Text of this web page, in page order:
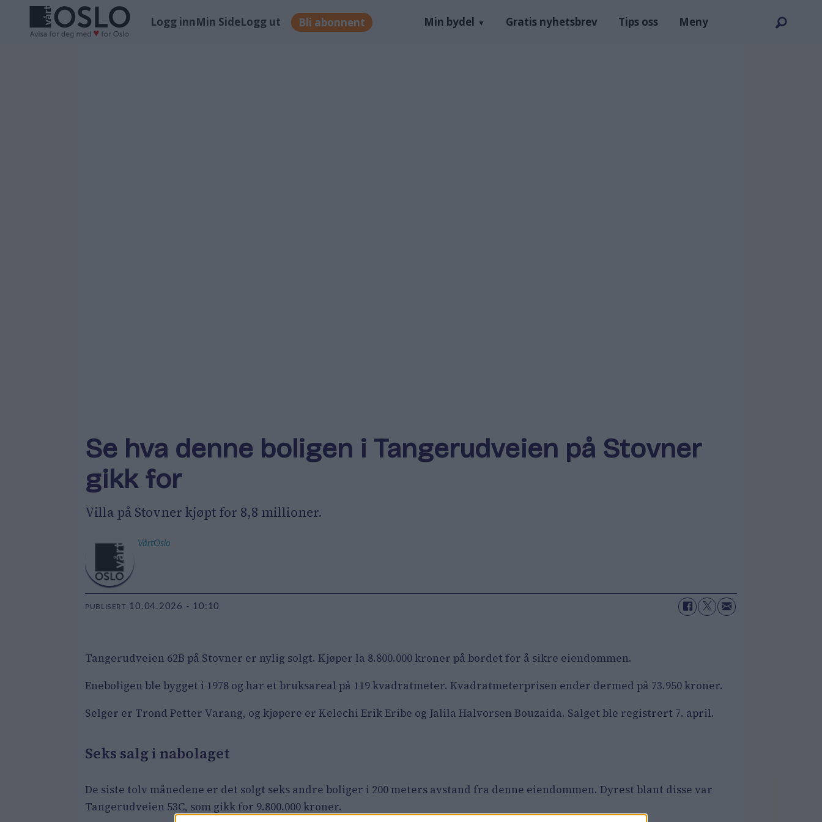
Logg innMin SideLogg ut Bli abonnent Min bydel Gratis nyhetsbrev Tips oss Meny
Se hva denne boligen i Tangerudveien på Stovner
gikk for
Villa på Stovner kjøpt for 8,8 millioner.
VårtOslo
PUBLISERT 10.04.2026 - 10:10
Tangerudveien 62B på Stovner er nylig solgt. Kjøper la 8.800.000 kroner på bordet for å sikre eiendommen.
Eneboligen ble bygget i 1978 og har et bruksareal på 119 kvadratmeter. Kvadratmeterprisen ender dermed på 73.950 kroner.
Selger er Trond Petter Varang, og kjøpere er Kelechi Erik Eribe og Jalila Halvorsen Bouzaida. Salget ble registrert 7. april.
Seks salg i nabolaget
De siste tolv månedene er det solgt seks andre boliger i 200 meters avstand fra denne eiendommen. Dyrest blant disse var
Tangerudveien 53C, som gikk for 9.800.000 kroner.